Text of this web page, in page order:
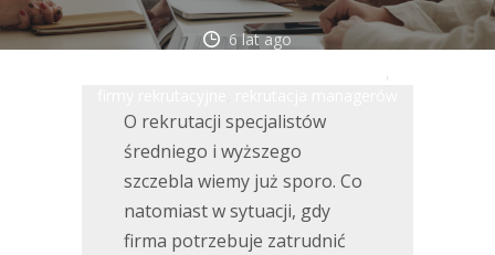
6 lat ago
,
O rekrutacji specjalistów
średniego i wyższego
szczebla wiemy już sporo. Co
natomiast w sytuacji, gdy
firma potrzebuje zatrudnić